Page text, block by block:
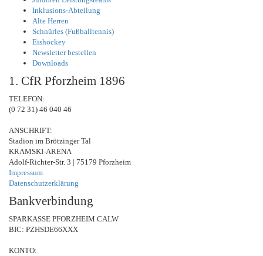
Inklusions-Abteilung
Alte Herren
Schnürles (Fußballtennis)
Eishockey
Newsletter bestellen
Downloads
1. CfR Pforzheim 1896
TELEFON:
(0 72 31) 46 040 46
ANSCHRIFT:
Stadion im Brötzinger Tal
KRAMSKI-ARENA
Adolf-Richter-Str. 3 | 75179 Pforzheim
Impressum
Datenschutzerklärung
Bankverbindung
SPARKASSE PFORZHEIM CALW
BIC: PZHSDE66XXX
KONTO: